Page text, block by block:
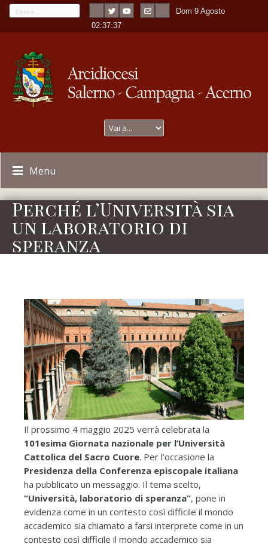
Dom 9 Agosto
-02:37:37
Menu
Perché l’Università sia
un laboratorio di
speranza
Il prossimo 4 maggio 2025 verrà celebrata la
101esima Giornata nazionale per l’Università
Cattolica del Sacro Cuore. Per l’occasione la
Presidenza della Conferenza episcopale italiana
ha pubblicato un messaggio. Il tema scelto,
“Università, laboratorio di speranza”, pone in
evidenza come in un contesto così difficile il mondo
accademico sia chiamato a farsi interprete come in un
contesto così difficile il mondo accademico sia